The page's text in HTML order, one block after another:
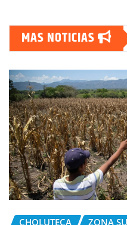
MAS NOTICIAS